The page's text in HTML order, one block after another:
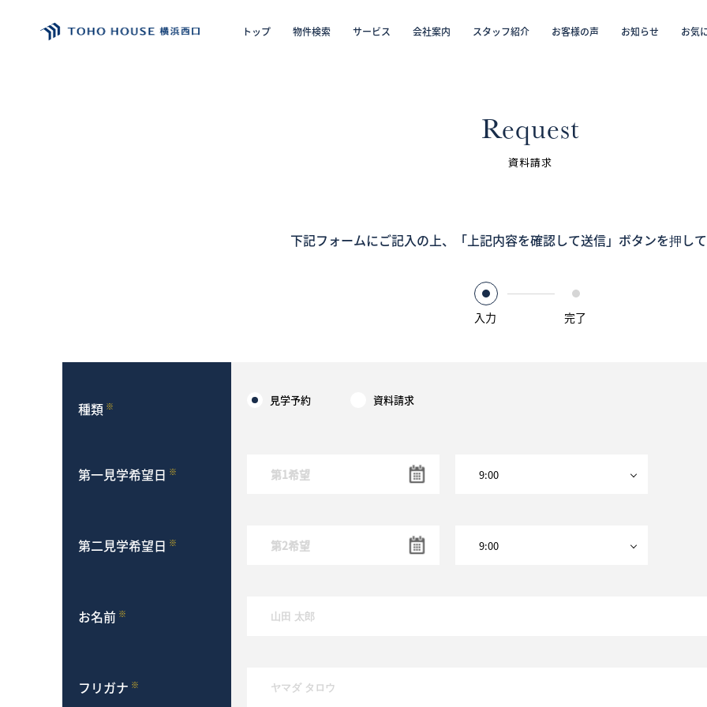
トップ 物件検索 サービス 会社案内 スタッフ紹介 お客様の声 お知らせ お気
スタッフ紹介（「住まい」のコンサルタント）
お知らせ
Request
資料請求
下記フォームにご記入の上、 「上記内容を確認して送信」ボタンを押して
入力 完了
種類 ※
見学予約
資料請求
第一見学希望日 ※
第二見学希望日 ※
お名前 ※
フリガナ ※